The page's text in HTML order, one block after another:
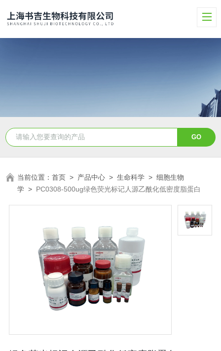
当前位置：首页 > 产品中心 >生命科学 >细胞生物
学 > PC0308-500ug绿色荧光标记人源乙酰化低密度脂蛋白